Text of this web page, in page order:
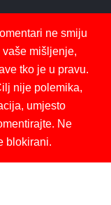
ne smiju
vaše mišljenje,
tko je u pravu.
nije polemika,
umjesto
Ne
blokirani.